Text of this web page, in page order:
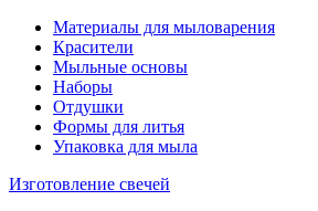
Материалы для мыловарения
Красители
Мыльные основы
Наборы
Отдушки
Формы для литья
Упаковка для мыла
Изготовление свечей